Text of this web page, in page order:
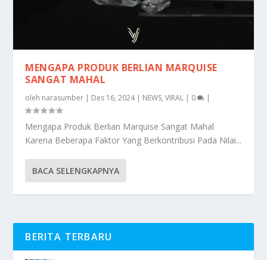
MENGAPA PRODUK BERLIAN MARQUISE
SANGAT MAHAL
oleh narasumber | Des 16, 2024| NEWS,VIRAL | 0 |
Mengapa Produk Berlian Marquise Sangat Mahal
Karena Beberapa Faktor Yang Berkontribusi Pada Nilai...
BACA SELENGKAPNYA
BERITA TERBARU